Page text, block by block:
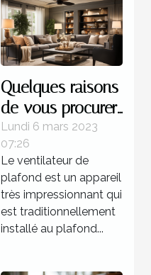
Quelques raisons
de vous procurer
un ventilateur de
plafond
Lundi 6 mars 2023
07:26
Le ventilateur de
plafond est un appareil
très impressionnant qui
est traditionnellement
installé au plafond...